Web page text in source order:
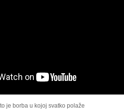
je borba u kojoj svatko polaže